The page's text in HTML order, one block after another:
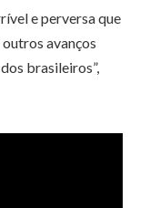
e perversa que
avanços
brasileiros”,